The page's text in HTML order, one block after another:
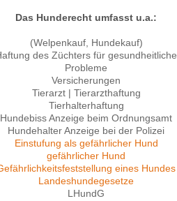
Das Hunderecht umfasst u.a.:
(Welpenkauf, Hundekauf)
des Züchters für gesundheitliche
Probleme
Versicherungen
Tierarzt | Tierarzthaftung
Tierhalterhaftung
Hundebiss Anzeige beim Ordnungsamt
Hundehalter Anzeige bei der Polizei
Einstufung als gefährlicher Hund
gefährlicher Hund
eines Hundes
Landeshundegesetze
LHundG